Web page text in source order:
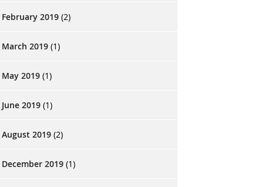
February 2019(2)
March 2019(1)
May 2019(1)
June 2019(1)
August 2019(2)
December 2019(1)